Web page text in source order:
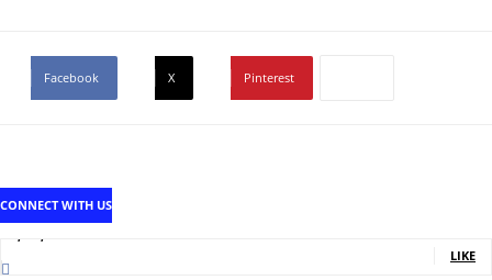
Facebook X Pinterest
CONNECT WITH US
LIKE